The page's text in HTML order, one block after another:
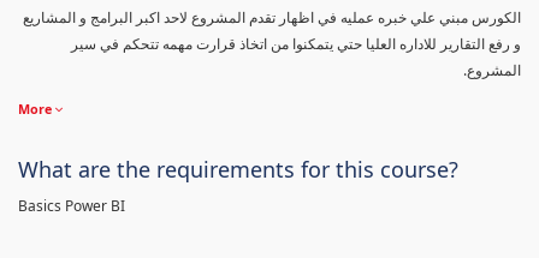
الكورس مبني علي خبره عمليه في اظهار تقدم المشروع لاحد اكبر البرامج و المشاريع
و رفع التقارير للاداره العليا حتي يتمكنوا من اتخاذ قرارت مهمه تتحكم في سير
المشروع.
More
What are the requirements for this course?
Basics Power BI